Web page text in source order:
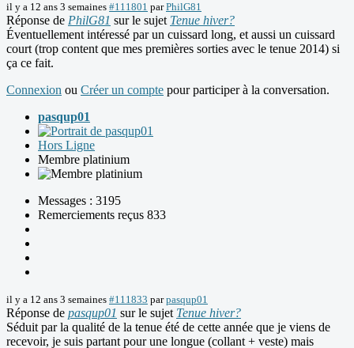
il y a 12 ans 3 semaines #111801 parPhilG81
Réponse de PhilG81 sur le sujet Tenue hiver?
Éventuellement intéressé par un cuissard long, et aussi un cuissard
court (trop content que mes premières sorties avec le tenue 2014) si
ça ce fait.
Connexion ou Créer un compte pour participer à la conversation.
pasqup01
Hors Ligne
Membre platinium
Messages : 3195
Remerciements reçus 833
il y a 12 ans 3 semaines #111833 parpasqup01
Réponse de pasqup01 sur le sujet Tenue hiver?
Séduit par la qualité de la tenue été de cette année que je viens de
recevoir, je suis partant pour une longue (collant + veste) mais